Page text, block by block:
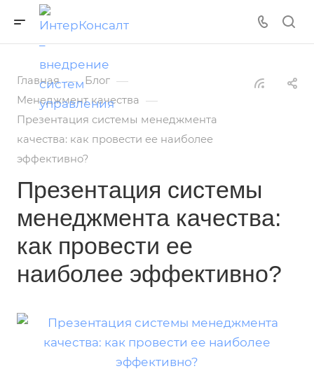
Главная — Блог —
Менеджмент качества —
Презентация системы менеджмента
качества: как провести ее наиболее
эффективно?
Презентация системы
менеджмента качества:
как провести ее
наиболее эффективно?